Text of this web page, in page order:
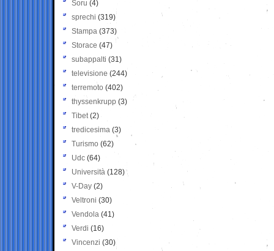
Soru (4)
sprechi (319)
Stampa (373)
Storace (47)
subappalti (31)
televisione(244)
terremoto (402)
thyssenkrupp (3)
Tibet(2)
tredicesima (3)
Turismo (62)
Udc (64)
Università (128)
V-Day (2)
Veltroni (30)
Vendola (41)
Verdi (16)
Vincenzi (30)